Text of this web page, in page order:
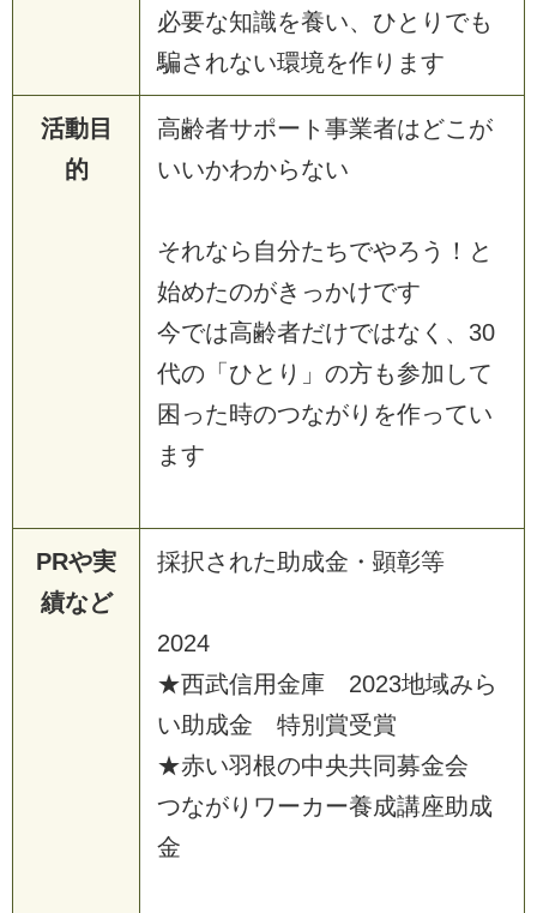
必要な知識を養い、ひとりでも
騙されない環境を作ります
活動目
的
高齢者サポート事業者はどこが
いいかわからない
それなら自分たちでやろう！と
始めたのがきっかけです
今では高齢者だけではなく、30
代の「ひとり」の方も参加して
困った時のつながりを作ってい
ます
PRや実
績など
採択された助成金・顕彰等
2024
★西武信用金庫 2023地域みら
い助成金 特別賞受賞
★赤い羽根の中央共同募金会
つながりワーカー養成講座助成
金